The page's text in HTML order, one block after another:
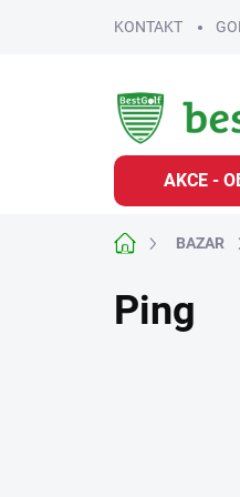
KONTAKT
AKCE -
Domů BAZAR
Ping